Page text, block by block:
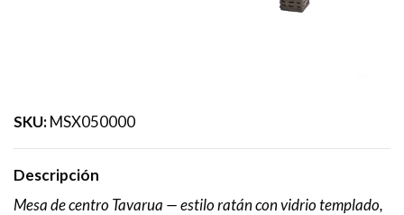
SKU:MSX050000
Descripción
Mesa de centro Tavarua — estilo ratán con vidrio templado,